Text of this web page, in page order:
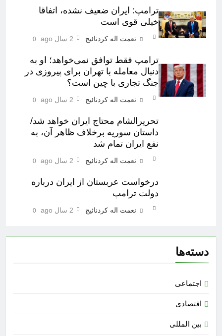
ترامپ: ایران ضعیف نشده، اتفاقا
خیلی قوی است
نعمت اله کردنائیج 2 سال ago 0
ترامپ فقط توافق نمی‌خواهد؛ او به
دنبال معامله با تهران برای پیروزی در
جنگ تجاری با چین است؟
نعمت اله کردنائیج 2 سال ago 0
تحریرالشام محتاج ایران خواهد شد/
داستان سوریه برخلاف ظاهر آن، به
نفع ایران تمام شد
نعمت اله کردنائیج 2 سال ago 0
درخواست عربستان از ایران درباره
دولت ترامپ
نعمت اله کردنائیج 2 سال ago 0
دسته‌ها
اجتماعی
اقتصادی
بین المللی